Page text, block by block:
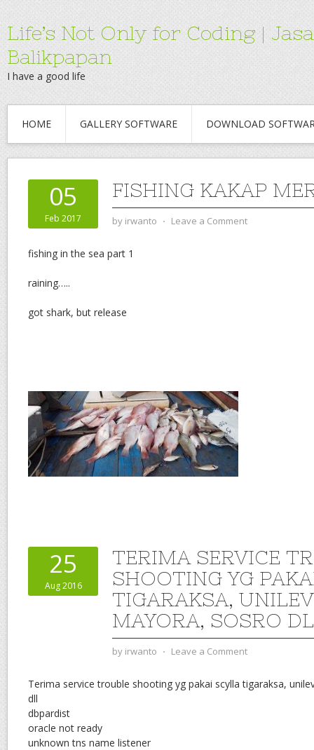
Life’s Not Only for Coding |
Balikpapan
I have a good life
HOME GALLERY SOFTWARE DOWNLOAD
05
Feb 2017
FISHING KAKAP
by irwanto ⋅ Leave a Comment
fishing in the sea part 1
raining…..
got shark, but release
25
Aug 2016
TERIMA SERVICE
SHOOTING YG
TIGARAKSA,
MAYORA, SOSRO
by irwanto ⋅ Leave a Comment
Terima service trouble shooting yg pakai scylla tigaraksa,
dll
dbpardist
oracle not ready
unknown tns name listener